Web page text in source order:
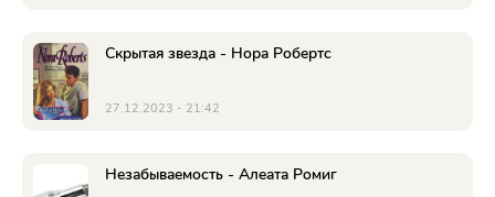
Скрытая звезда - Нора Робертс
27.12.2023 - 21:42
Незабываемость - Алеата Ромиг